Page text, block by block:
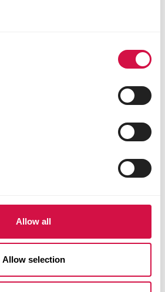
Allow all
Allow selection
Hunde (< 10 kg)